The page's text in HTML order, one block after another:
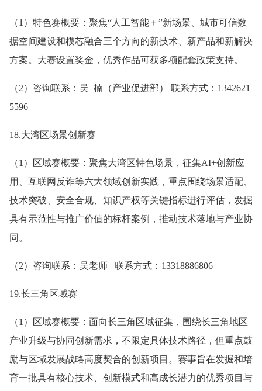
（1）特色赛概要：聚焦“人工智能＋”新场景、城市可信数
据空间建设和模芯融合三个方向的新技术、新产品和新解决
方案。大赛设置奖金，优秀作品可获多项配套政策支持。
（2）咨询联系：吴 楠（产业促进部） 联系方式：1342621
5596
18.大湾区场景创新赛
（1）区域赛概要：聚焦大湾区特色场景，征集AI+创新应
用、互联网反诈等六大领域创新实践，重点围绕场景适配、
技术突破、安全合规、知识产权等关键指标进行评估，发掘
具有示范性与推广价值的标杆案例，推动技术落地与产业协
同。
（2）咨询联系：吴老师 联系方式：13318886806
19.长三角区域赛
（1）区域赛概要：面向长三角区域征集，围绕长三角地区
产业升级与协同创新需求，不限定具体技术路径，但重点鼓
励与区域发展战略高度契合的创新项目。赛事旨在发掘和培
育一批具有核心技术、创新模式和高成长潜力的优秀项目与